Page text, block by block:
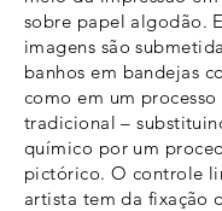
sobre papel algodão.
imagens são
banhos em bandejas
como em um processo
tradicional –
químico por um
pictórico. O controle
artista tem da fixação